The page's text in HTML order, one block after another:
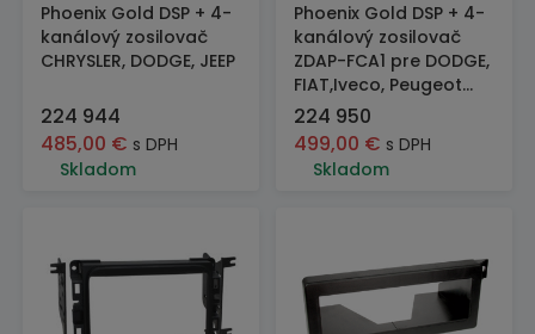
Phoenix Gold DSP + 4-
kanálový zosilovač
CHRYSLER, DODGE, JEEP
224 944
485,00 € s DPH
Skladom
Phoenix Gold DSP + 4-
kanálový zosilovač
ZDAP-FCA1 pre DODGE,
FIAT,Iveco, Peugeot...
224 950
499,00 € s DPH
Skladom